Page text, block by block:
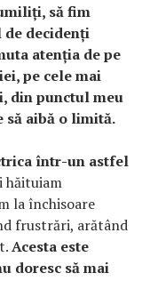
să fim
decidenți
atenția de pe
pe cele mai
din punctul meu
să aibă o limită.
într-un astfel
hăituiam
la închisoare
frustrări, arătând
Acesta este
doresc să mai